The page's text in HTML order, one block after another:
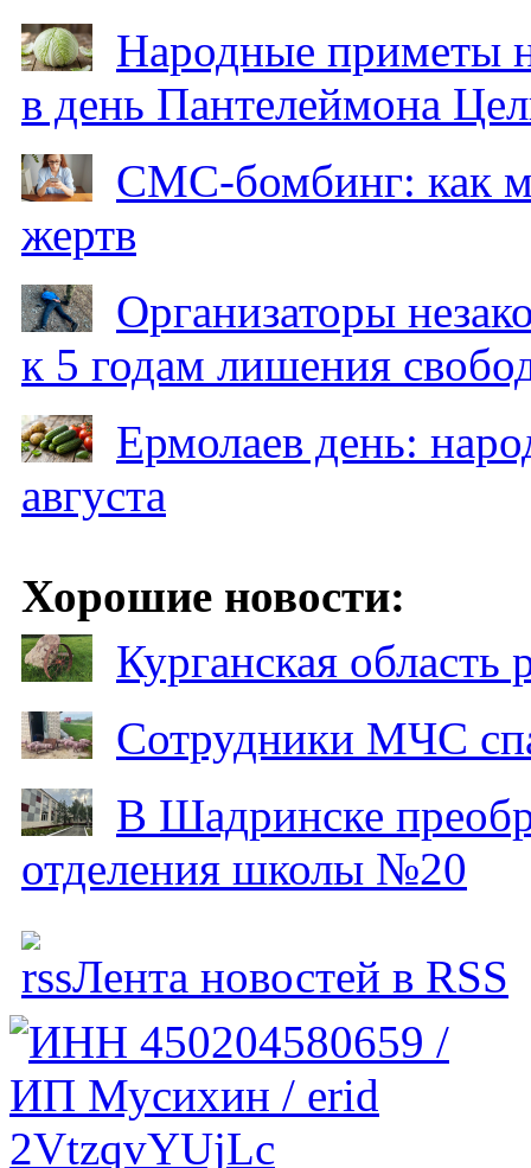
Народные приметы
в день Пантелеймона
СМС-бомбинг: как
жертв
Организаторы
к 5 годам лишения
Ермолаев день:
августа
Хорошие новости:
Курганская
Сотрудники МЧС
В Шадринске
отделения школы №20
Лента новостей в RSS